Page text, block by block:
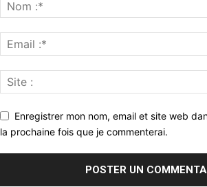
Enregistrer mon nom, email et site web
la prochaine fois que je commenterai.